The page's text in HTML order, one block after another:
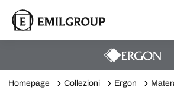
Homepage Collezioni Ergon